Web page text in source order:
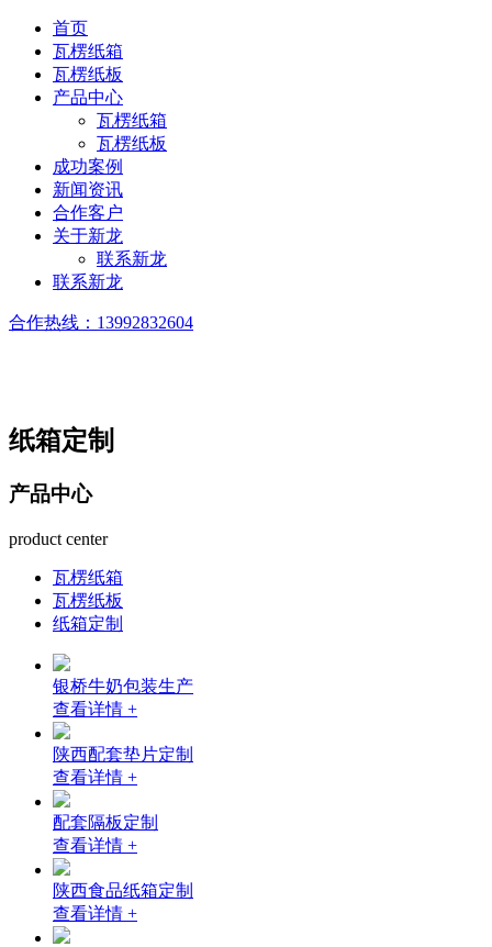
首页
瓦楞纸箱
瓦楞纸板
产品中心
瓦楞纸箱
瓦楞纸板
成功案例
新闻资讯
合作客户
关于新龙
联系新龙
联系新龙
合作热线： 13992832604
纸箱定制
产品中心
product center
瓦楞纸箱
瓦楞纸板
纸箱定制
银桥牛奶包装生产
查看详情 +
陕西配套垫片定制
查看详情 +
配套隔板定制
查看详情 +
陕西食品纸箱定制
查看详情 +